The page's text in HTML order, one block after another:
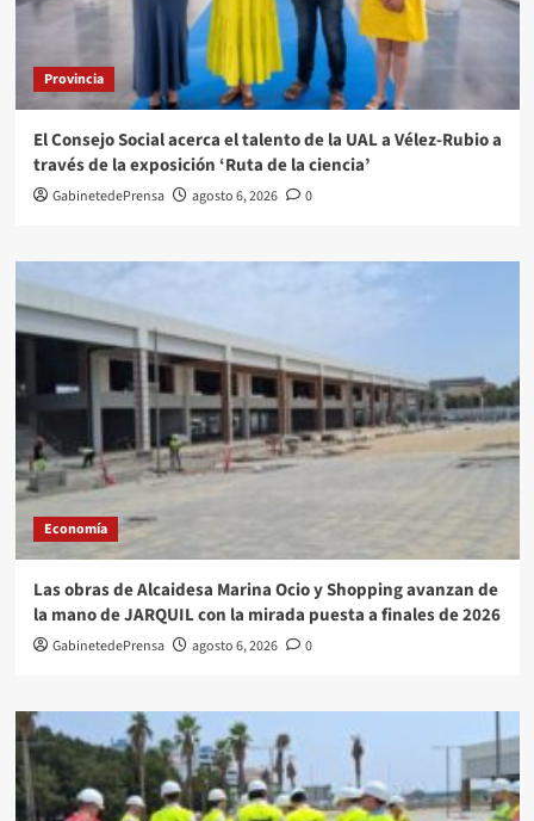
Provincia
El Consejo Social acerca el talento de la UAL a Vélez-Rubio a
través de la exposición ‘Ruta de la ciencia’
GabinetedePrensa agosto 6, 2026 0
Economía
Las obras de Alcaidesa Marina Ocio y Shopping avanzan de
la mano de JARQUIL con la mirada puesta a finales de 2026
GabinetedePrensa agosto 6, 2026 0